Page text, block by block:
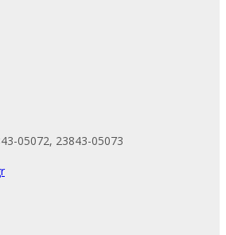
05072, 23843-05073